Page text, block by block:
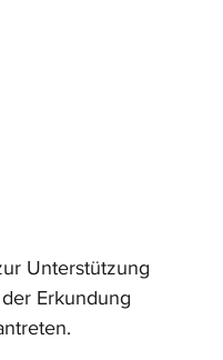
Unterstützung
Erkundung